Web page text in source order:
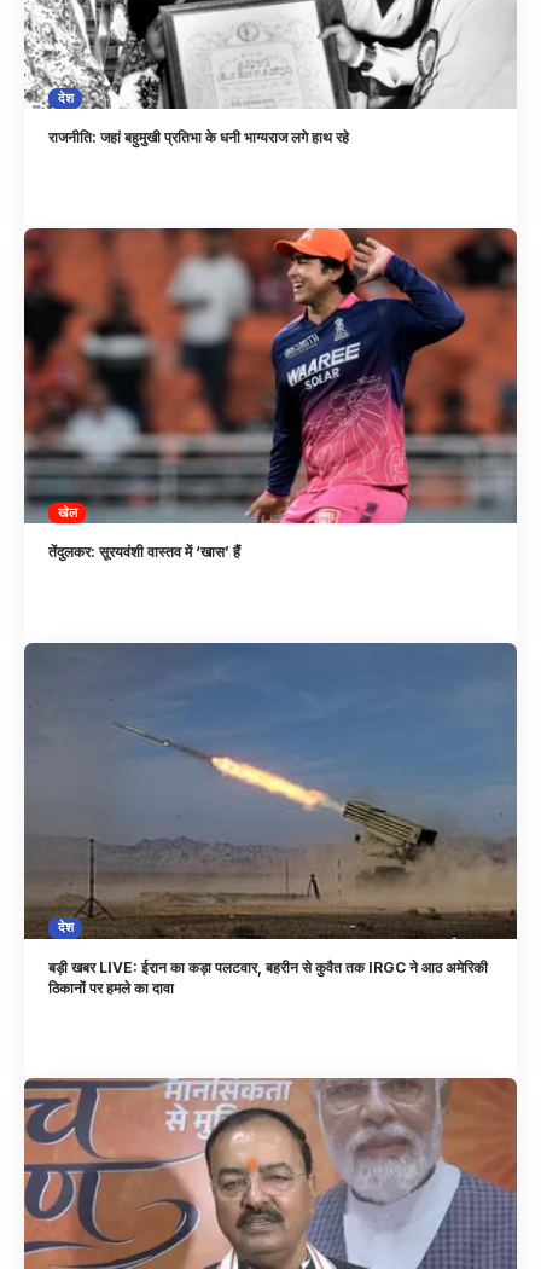
देश
राजनीति: जहां बहुमुखी प्रतिभा के धनी भाग्यराज लगे हाथ रहे
खेल
तेंदुलकर: सूरयवंशी वास्तव में ‘खास’ हैं
देश
बड़ी खबर LIVE: ईरान का कड़ा पलटवार, बहरीन से कुवैत तक IRGC ने आठ अमेरिकी
ठिकानों पर हमले का दावा